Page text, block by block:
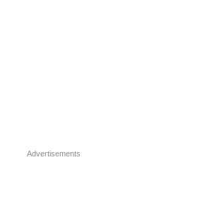
Advertisements